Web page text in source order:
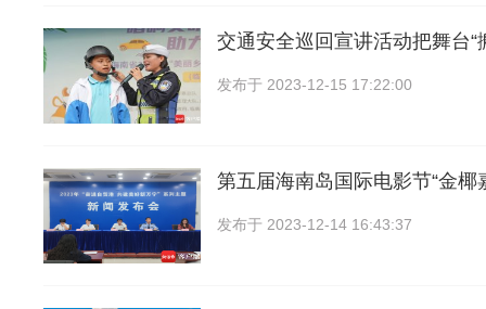
交通安全巡回宣讲活动把舞台“
发布于 2023-12-15 17:22:00
第五届海南岛国际电影节“金椰
发布于 2023-12-14 16:43:37